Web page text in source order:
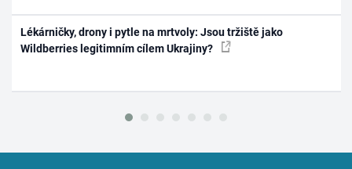
Lékárničky, drony i pytle na mrtvoly: Jsou tržiště jako
Wildberries legitimním cílem Ukrajiny?